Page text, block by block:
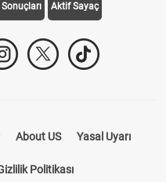
Aktif Sayaç
About US Yasal Uyarı
Politikası